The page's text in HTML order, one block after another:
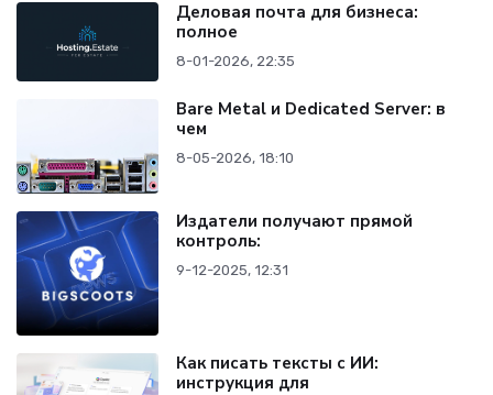
Деловая почта для бизнеса:
полное
8-01-2026, 22:35
Bare Metal и Dedicated Server: в
чем
8-05-2026, 18:10
Издатели получают прямой
контроль:
9-12-2025, 12:31
Как писать тексты с ИИ:
инструкция для